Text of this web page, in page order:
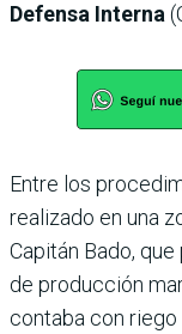
Defensa Interna
Entre los
realizado en una
Capitán Bado,
de producción
contaba con